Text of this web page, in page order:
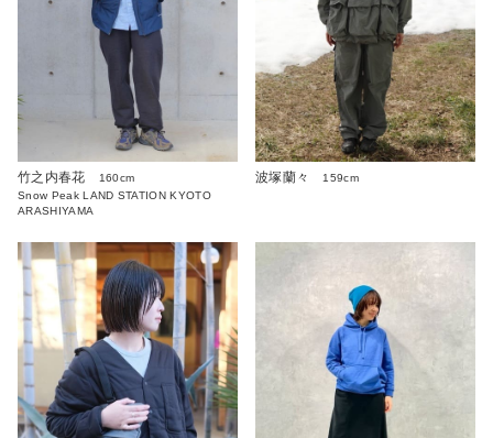
竹之内春花
160cm
Snow Peak LAND STATION KYOTO
ARASHIYAMA
波塚蘭々 159cm